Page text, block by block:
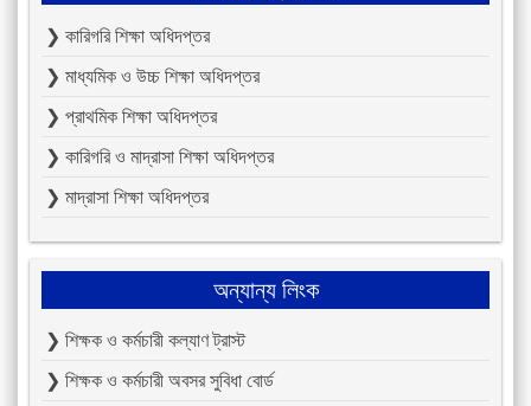
❯ কারিগরি শিক্ষা অধিদপ্তর
❯ মাধ্যমিক ও উচ্চ শিক্ষা অধিদপ্তর
❯ প্রাথমিক শিক্ষা অধিদপ্তর
❯ কারিগরি ও মাদ্রাসা শিক্ষা অধিদপ্তর
❯ মাদ্রাসা শিক্ষা অধিদপ্তর
অন্যান্য লিংক
❯ শিক্ষক ও কর্মচারী কল্যাণ ট্রাস্ট
❯ শিক্ষক ও কর্মচারী অবসর সুবিধা বোর্ড